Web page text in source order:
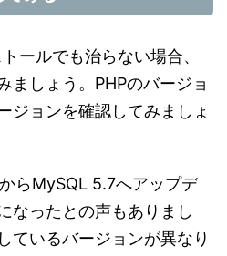
ールでも治らない場合、
ましょう。PHPのバージョ
ジョンを確認してみましょ
らMySQL 5.7へアップデ
なったとの声もありまし
ているバージョンが異なり